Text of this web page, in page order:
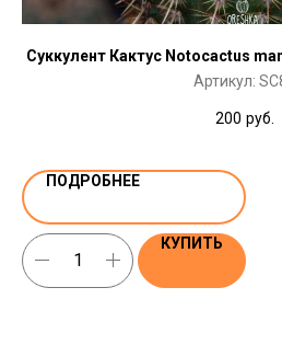
Суккулент Кактус Notocactus
Артикул:
200 руб.
ПОДРОБНЕЕ
КУПИТЬ